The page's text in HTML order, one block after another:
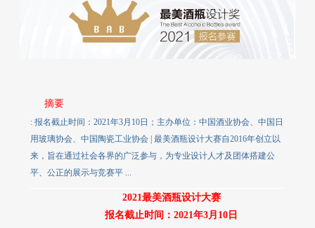
摘要
: 报名截止时间：2021年3月10日；主办单位：中国酒业协会、中国日
用玻璃协会、中国陶瓷工业协会 | 最美酒瓶设计大赛自2016年创立以
来，旨在通过社会各界的广泛参与，为专业设计人才及团体搭建公
平、公正的展示与竞赛平 ...
2021最美酒瓶设计大赛
报名截止时间：2021年3月10日